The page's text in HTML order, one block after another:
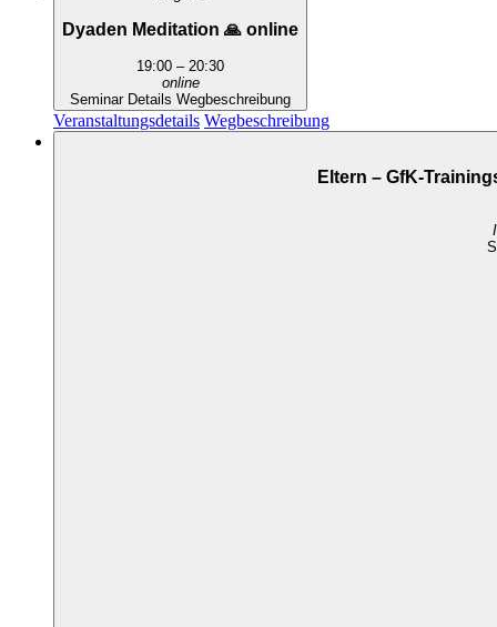
Dyaden Meditation 🙏 online
19:00 – 20:30
online
Seminar Details Wegbeschreibung
Veranstaltungsdetails Wegbeschreibung
Eltern – GfK-